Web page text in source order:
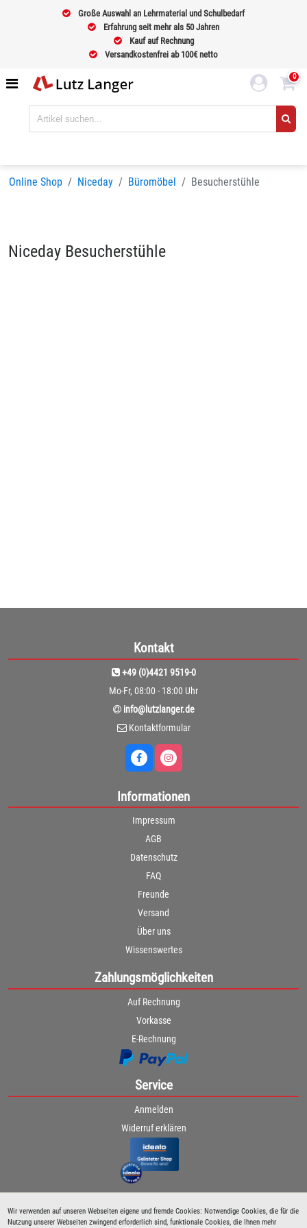
Wir verwenden auf unseren Webseiten eigene und fremde Cookies: Notwendige Cookies, die für die
Nutzung unserer Webseiten zwingend erforderlich sind, funktionale Cookies, die Ihnen mehr
Große Auswahl an Lehrmaterial und Schulbedarf
Erfahrung seit mehr als 50 Jahren
Kauf auf Rechnung
Versandkostenfrei ab 100€ netto
0
Online Shop Niceday Büromöbel Besucherstühle
Niceday Besucherstühle
Kontakt
+49 (0)4421 9519-0
Mo-Fr, 08:00 - 18:00 Uhr
info@lutzlanger.de
Kontaktformular
Informationen
Impressum
AGB
Datenschutz
FAQ
Freunde
Versand
Über uns
Wissenswertes
Zahlungsmöglichkeiten
Auf Rechnung
Vorkasse
E-Rechnung
Service
Anmelden
Widerruf erklären